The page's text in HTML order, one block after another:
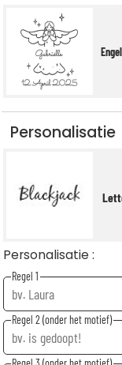
Engel
Personalisatie
Personalisatie :
Regel 1
Regel 2 (onder het motief)